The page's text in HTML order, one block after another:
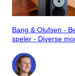
Bang & Olufsen -
speler - Diverse